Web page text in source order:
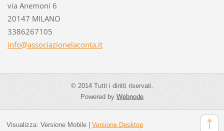
via Anemoni 6
20147 MILANO
3386267105
info@associazionelaconta.it
© 2014 Tutti i diritti riservati.
Powered byWebnode
Visualizza: Versione Mobile| Versione Desktop